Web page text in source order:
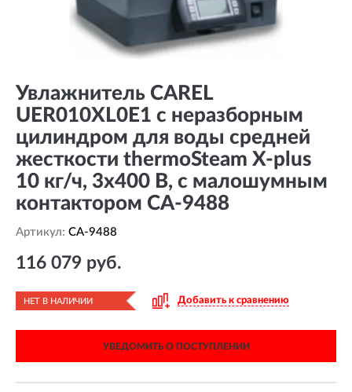
Увлажнитель CAREL
UER010XL0E1 с неразборным
цилиндром для воды средней
жесткости thermoSteam X-plus
10 кг/ч, 3х400 В, с малошумным
контактором CA-9488
Артикул: CA-9488
116 079 руб.
НЕТ В НАЛИЧИИ Добавить к сравнению
УВЕДОМИТЬ О ПОСТУПЛЕНИИ